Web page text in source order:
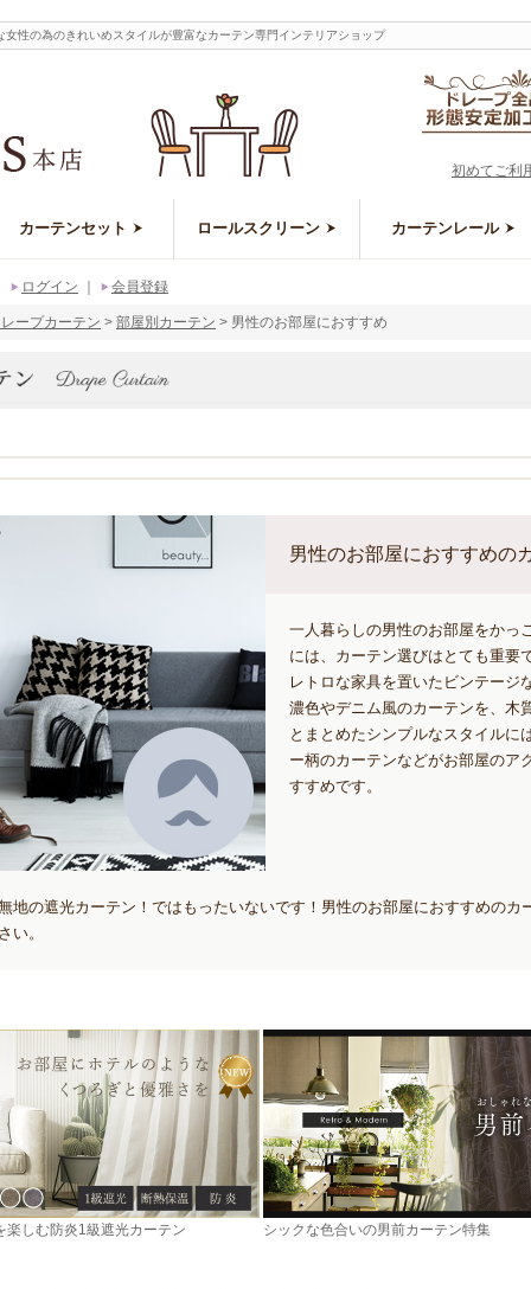
性の為のきれいめスタイルが豊富なカーテン専門インテリアショップ
初めてご利
カーテンセット ロールスクリーン カーテンレール
ログイン 会員登録
ープカーテン 部屋別カーテン 男性のお部屋におすすめ
男性のお部屋におすすめの
一人暮らしの男性のお部屋をかっ
には、カーテン選びはとても重要
レトロな家具を置いたビンテージ
濃色やデニム風のカーテンを、木
とまとめたシンプルなスタイルに
ー柄のカーテンなどがお部屋のア
すすめです。
地の遮光カーテン！ではもったいないです！男性のお部屋におすすめのカ
い。
楽しむ防炎1級遮光カーテン シックな色合いの男前カーテン特集